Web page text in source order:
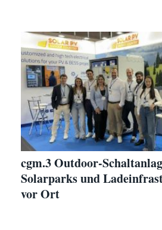
cgm.3 Outdoor-
Solarparks und
vor Ort